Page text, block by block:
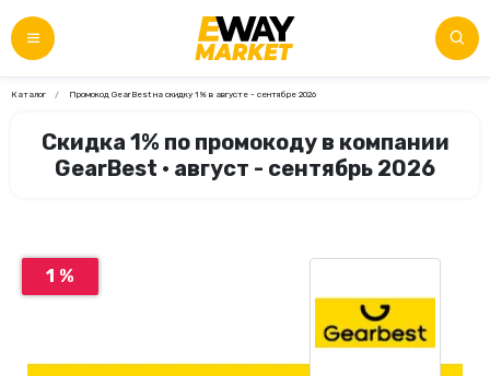
Каталог Промокод GearBest на скидку 1% в августе - сентябре 2026
Скидка 1% по промокоду в компании
GearBest • август - сентябрь 2026
1 %